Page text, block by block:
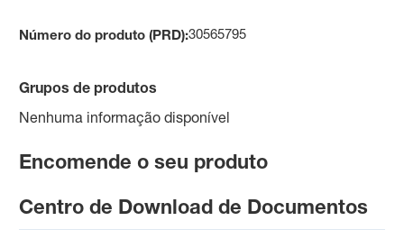
Número do produto (PRD):30565795
Grupos de produtos
Nenhuma informação disponível
Encomende o seu produto
Centro de Download de Documentos